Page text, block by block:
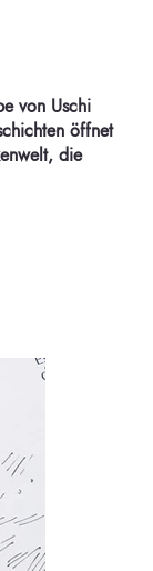
von Uschi
öffnet
die